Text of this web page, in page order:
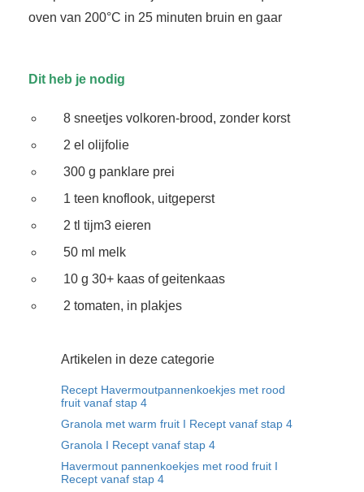
oven van 200°C in 25 minuten bruin en gaar
Dit heb je nodig
8 sneetjes volkoren-brood, zonder korst
2 el olijfolie
300 g panklare prei
1 teen knoflook, uitgeperst
2 tl tijm3 eieren
50 ml melk
10 g 30+ kaas of geitenkaas
2 tomaten, in plakjes
Artikelen in deze categorie
Recept Havermoutpannenkoekjes met rood
fruit vanaf stap 4
Granola met warm fruit I Recept vanaf stap 4
Granola I Recept vanaf stap 4
Havermout pannenkoekjes met rood fruit I
Recept vanaf stap 4